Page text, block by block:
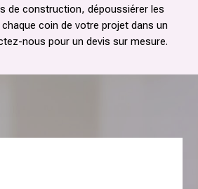
de construction, dépoussiérer les
coin de votre projet dans un
nous pour un devis sur mesure.